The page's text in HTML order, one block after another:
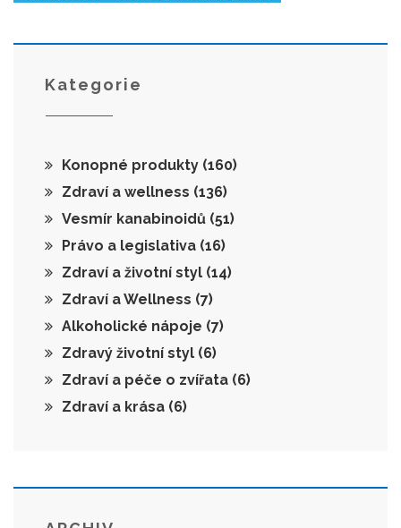
Kategorie
Konopné produkty (160)
Zdraví a wellness (136)
Vesmír kanabinoidů (51)
Právo a legislativa (16)
Zdraví a životní styl (14)
Zdraví a Wellness (7)
Alkoholické nápoje (7)
Zdravý životní styl (6)
Zdraví a péče o zvířata (6)
Zdraví a krása (6)